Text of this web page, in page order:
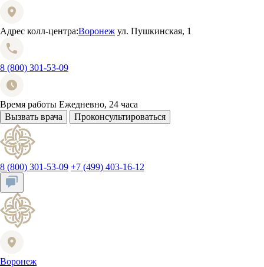
Адрес колл-центра:Воронеж ул. Пушкинская, 1
8 (800) 301-53-09
Время работы Ежедневно, 24 часа
Вызвать врача
Проконсультироваться
8 (800) 301-53-09 +7 (499) 403-16-12
Воронеж